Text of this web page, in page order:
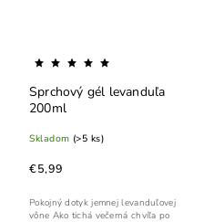
Sprchový gél levanduľa
200ml
Skladom (>5 ks)
€5,99
Pokojný dotyk jemnej levanduľovej
vône Ako tichá večerná chvíľa po